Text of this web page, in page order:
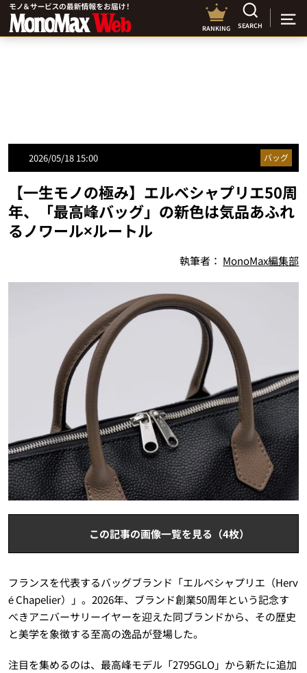
RANKING SEARCH
2026/05/18 15:00 バッグ
【一生モノの極み】エルベシャプリエ50周
年、「最高峰バッグ」の新色は気品あふれ
るノワール×ルートル
執筆者： MonoMax編集部
この記事の画像一覧を見る（4枚）
フランスを代表するバッグブランド「エルベシャプリエ（Herv
é Chapelier）」。2026年、ブランド創業50周年という記念す
べきアニバーサリーイヤーを迎えた同ブランドから、その歴史
と美学を象徴する至高の逸品が登場した。
注目を集めるのは、最高峰モデル「2795GLO」から新たに追加